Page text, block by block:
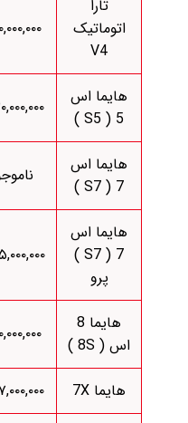
تارا
اتوماتیک
V4
هایما اس
5 ( S5 )
هایما اس
7 ( S7 )
هایما اس
7 ( S7 )
پرو
هایما 8
اس ( 8S )
هایما 7X